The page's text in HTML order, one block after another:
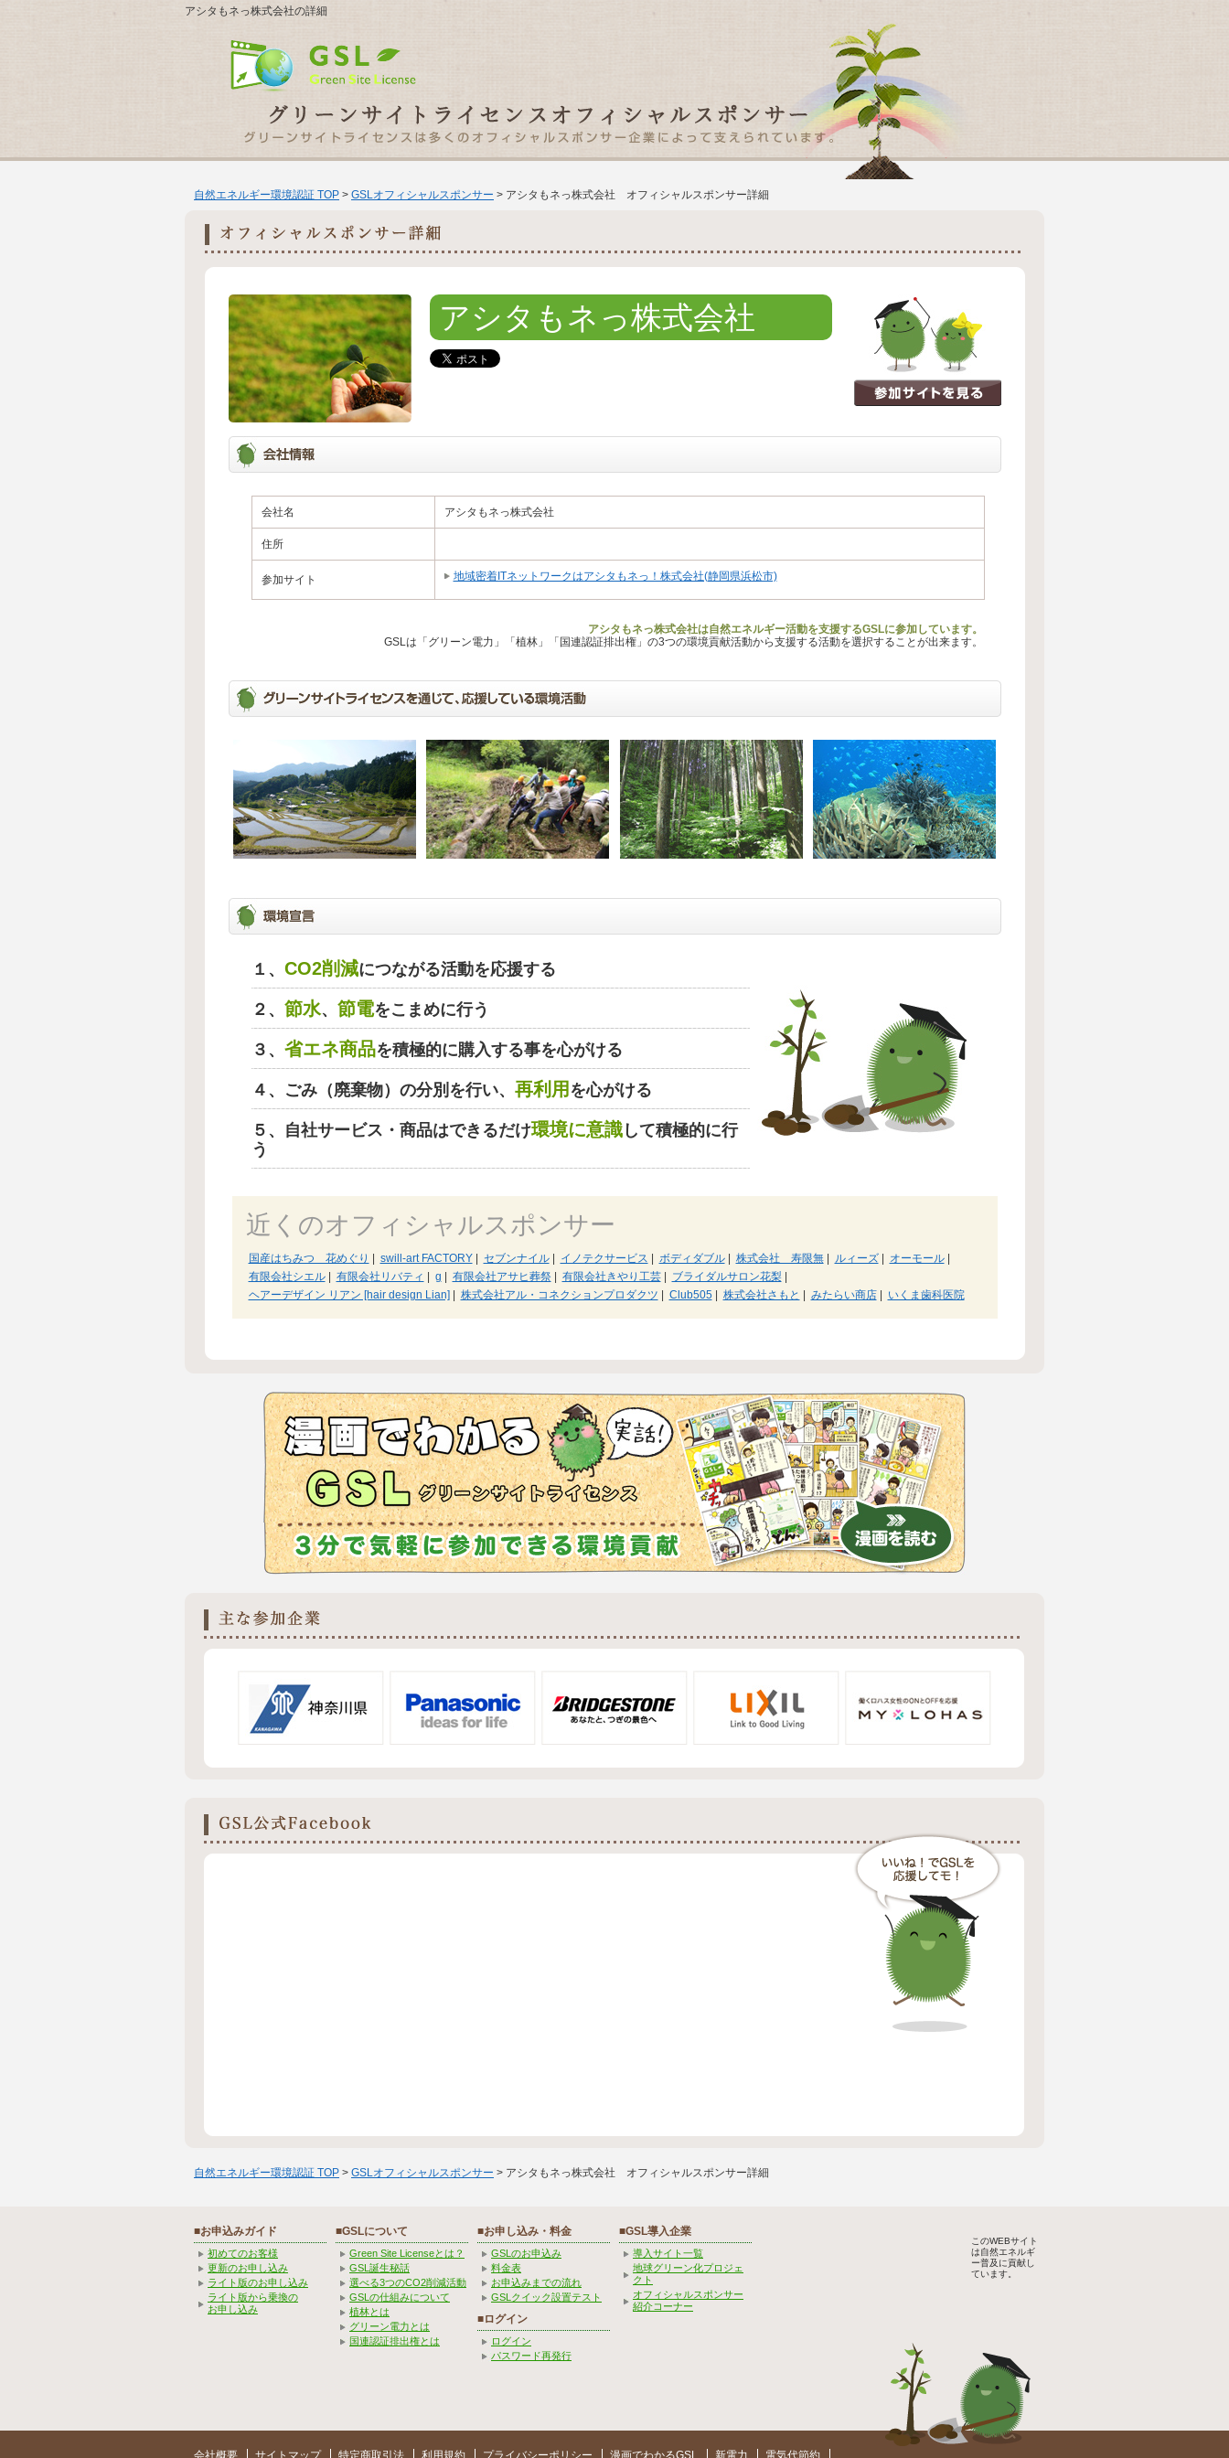
アシタもネっ株式会社の詳細
自然エネルギー環境認証 TOP > GSLオフィシャルスポンサー > アシタもネっ株式会社 オフィシャルスポンサー詳細
アシタもネっ株式会社
会社名 アシタもネっ株式会社
住所
参加サイト 地域密着ITネットワークはアシタもネっ！株式会社(静岡県浜松市)
アシタもネっ株式会社は自然エネルギー活動を支援するGSLに参加しています。
GSLは「グリーン電力」「植林」「国連認証排出権」の3つの環境貢献活動から支援する活動を選択することが出来ます。
１、 CO2削減につながる活動を応援する
２、 節水、 節電をこまめに行う
３、 省エネ商品を積極的に購入する事を心がける
４、ごみ（廃棄物）の分別を行い、 再利用 を心がける
５、自社サービス・商品はできるだけ環境に意識して積極的に行
う
近くのオフィシャルスポンサー
国産はちみつ 花めぐり swill-art FACTORY| セブンナイル| イノテクサービス ボディダブル| 株式会社 寿限無| ルィーズ| オーモール|
有限会社シエル| 有限会社リバティ g 有限会社アサヒ葬祭| 有限会社きやり工芸| ブライダルサロン花梨|
ヘアーデザイン リアン [hair design Lian]
株式会社アル・コネクションプロダクツ Club505| 株式会社さもと みたらい商店| いくま歯科医院
自然エネルギー環境認証 TOP > GSLオフィシャルスポンサー > アシタもネっ株式会社 オフィシャルスポンサー詳細
■お申込みガイド
初めてのお客様
更新のお申し込み
ライト版のお申し込み
ライト版から乗換の
お申し込み
■GSLについて
Green Site Licenseとは？
GSL誕生秘話
選べる3つのCO2削減活動
GSLの仕組みについて
植林とは
グリーン電力とは
国連認証排出権とは
■お申し込み・料金
GSLのお申込み
料金表
お申込みまでの流れ
GSLクイック設置テスト
■ログイン
ログイン
パスワード再発行
■GSL導入企業
導入サイト一覧
地球グリーン化プロジェ
クト
オフィシャルスポンサー
紹介コーナー
このWEBサイト
は自然エネルギ
ー普及に貢献し
ています。
会社概要 サイトマップ 特定商取引法 利用規約 プライバシーポリシー 漫画でわかるGSL 新電力 電気代節約